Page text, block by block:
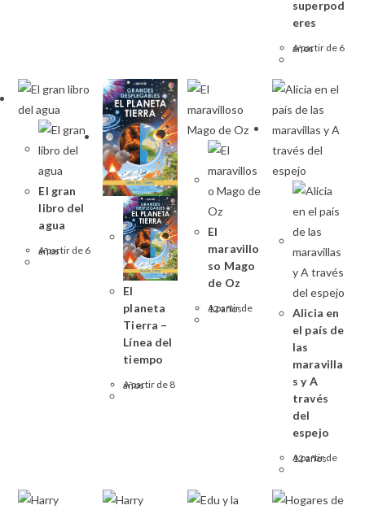
superpod
eres
A partir de 6 años
El gran
libro del
agua
A partir de 6 años
El
planeta
Tierra –
Línea del
tiempo
A partir de 8 años
El
maravillo
so Mago
de Oz
A partir de 12 años
Alicia en
el país de
las
maravilla
s y A
través
del
espejo
A partir de 12 años